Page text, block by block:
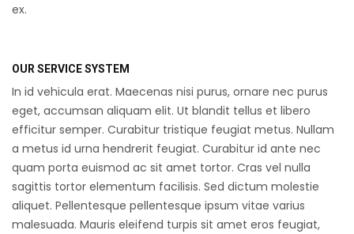
ex.
OUR SERVICE SYSTEM
In id vehicula erat. Maecenas nisi purus, ornare nec purus
eget, accumsan aliquam elit. Ut blandit tellus et libero
efficitur semper. Curabitur tristique feugiat metus. Nullam
a metus id urna hendrerit feugiat. Curabitur id ante nec
quam porta euismod ac sit amet tortor. Cras vel nulla
sagittis tortor elementum facilisis. Sed dictum molestie
aliquet. Pellentesque pellentesque ipsum vitae varius
malesuada. Mauris eleifend turpis sit amet eros feugiat,